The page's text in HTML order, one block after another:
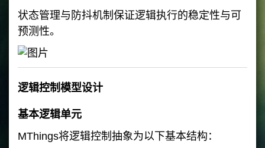
状态管理与防抖机制保证逻辑执行的稳定性与可
预测性。
逻辑控制模型设计
基本逻辑单元
MThings将逻辑控制抽象为以下基本结构：